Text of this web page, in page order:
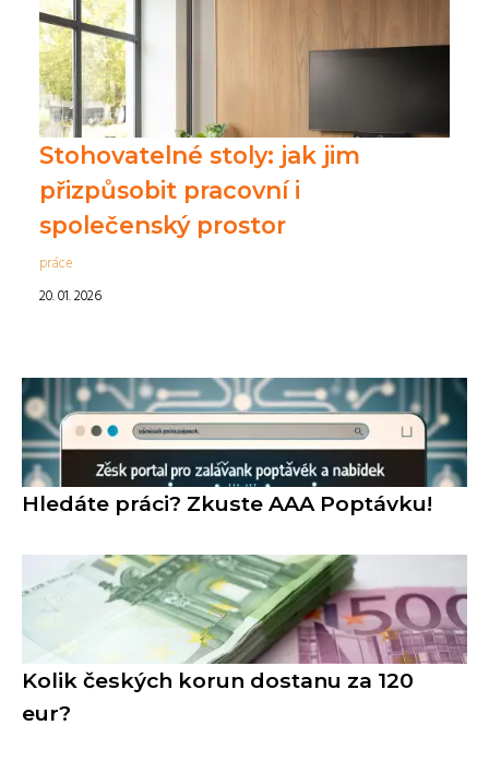
Stohovatelné stoly: jak jim
přizpůsobit pracovní i
společenský prostor
práce
20. 01. 2026
Hledáte práci? Zkuste AAA Poptávku!
Kolik českých korun dostanu za 120
eur?